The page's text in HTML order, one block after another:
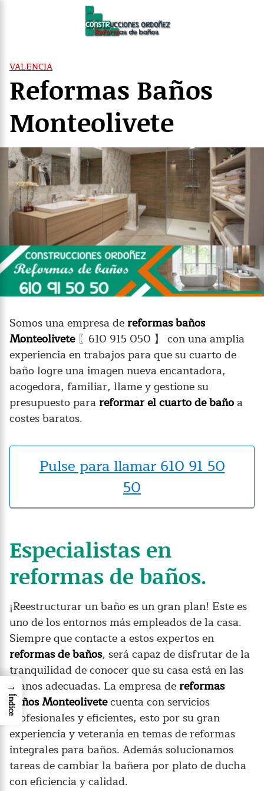
VALENCIA
Reformas Baños
Monteolivete
Somos una empresa dereformas baños
Monteolivete〖610 915 050 】 con una amplia
experiencia en trabajos para que su cuarto de
baño logre una imagen nueva encantadora,
acogedora, familiar, llame y gestione su
presupuesto parareformar el cuarto de bañoa
costes baratos.
Pulse para llamar 610 91 50
50
Especialistas en
reformas de baños.
¡Reestructurar un baño es un gran plan! Este es
uno de los entornos más empleados de la casa.
Siempre que contacte a estos expertos en
reformas de baños, será capaz de disfrutar de la
tranquilidad de conocer que su casa está en las
manos adecuadas. La empresa dereformas
baños Monteolivetecuenta con servicios
profesionales y eficientes, esto por su gran
experiencia y veteranía en temas de reformas
integrales para baños. Además solucionamos
tareas de cambiar la bañera por plato de ducha
con eficiencia y calidad.
→
Índice